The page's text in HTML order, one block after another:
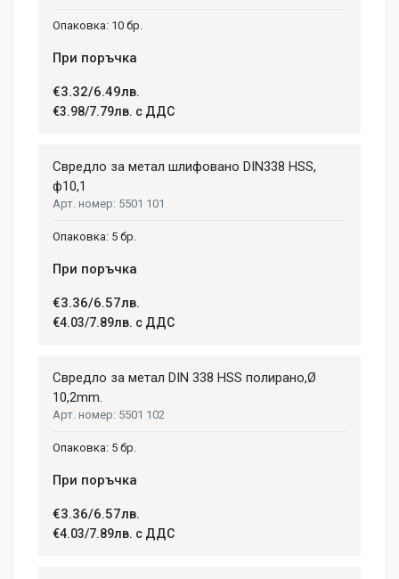
10 бр.
При поръчка
€3.32/6.49лв.
€3.98/7.79лв. с ДДС
Свредло за метал шлифовано DIN338 HSS,
ф10,1
5501 101
5 бр.
При поръчка
€3.36/6.57лв.
€4.03/7.89лв. с ДДС
Свредло за метал DIN 338 HSS полирано,Ø
10,2mm.
5501 102
5 бр.
При поръчка
€3.36/6.57лв.
€4.03/7.89лв. с ДДС